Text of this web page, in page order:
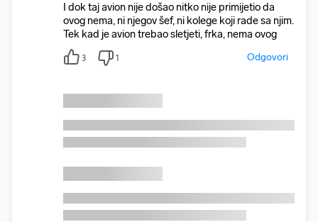
I dok taj avion nije došao nitko nije primijetio da
ovog nema, ni njegov šef, ni kolege koji rade sa njim.
Tek kad je avion trebao sletjeti, frka, nema ovog
3 1 Odgovori